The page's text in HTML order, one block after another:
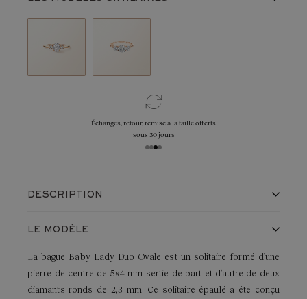
Échanges, retour, remise à la taille offerts
sous 30 jours
DESCRIPTION
mm
avant une pierre de centre en diamant
Une bague de fiançailles conçue pour s’encastrer
parfaitement avec l’allianceFaubourg Courbée
LE MODÈLE
La bague Baby Lady Duo Ovale est un solitaire formé d’une
pierre de centre de 5x4 mm sertie de part et d’autre de deux
diamants ronds de 2,3 mm. Ce solitaire épaulé a été conçu